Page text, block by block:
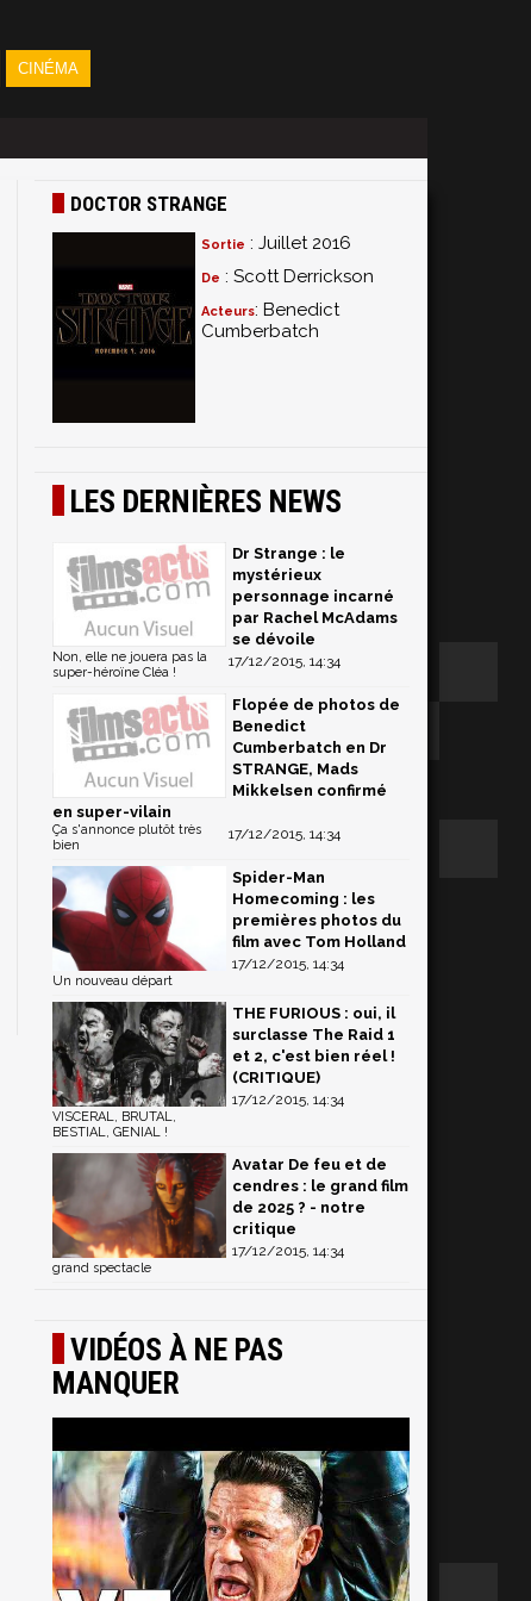
CINÉMA
DOCTOR STRANGE
Sortie : Juillet 2016
De : Scott Derrickson
Acteurs: Benedict
Cumberbatch
LES DERNIÈRES NEWS
Dr Strange : le
mystérieux
personnage incarné
par Rachel McAdams
se dévoile
17/12/2015, 14:34
Non, elle ne jouera pas la
super-héroïne Cléa !
Flopée de photos de
Benedict
Cumberbatch en Dr
STRANGE, Mads
Mikkelsen confirmé
en super-vilain
17/12/2015, 14:34
Ça s'annonce plutôt très
bien
Spider-Man
Homecoming : les
premières photos du
film avec Tom Holland
17/12/2015, 14:34
Un nouveau départ
THE FURIOUS : oui, il
surclasse The Raid 1
et 2, c'est bien réel !
(CRITIQUE)
17/12/2015, 14:34
VISCERAL, BRUTAL,
BESTIAL, GENIAL !
Avatar De feu et de
cendres : le grand film
de 2025 ? - notre
critique
17/12/2015, 14:34
grand spectacle
VIDÉOS À NE PAS
MANQUER